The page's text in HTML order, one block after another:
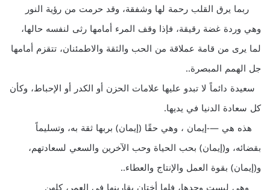
ربما يرق القلب رحمة لها وشفقة، وقد حرمت من رؤية النور
وهي وردة غضة رقيقة، فإذا وقف المرء أمامها رثى لنفسه حالها،
لما يرى من قامة عملاقة من الحب والثقة والاطمئنان، تتقزم أمامها
جل الهمم المبصرة..
سعيدة دائماً لا تبدو عليها علامات الحزن أو الكدر أو الإحباط، وكأن
كل سعادة الدنيا في يديها.
هذه هي —-إيمان ، وهي حقًا (إيمان) بربها ثقة به، وتسليماً
بقضائه، و(إيمان) بحب الحياة وحب الآخرين والسعي لسعادتهم،
و(إيمان) بقوة العمل والإنتاج والعطاء..